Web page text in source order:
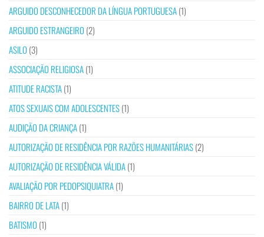
ARGUIDO DESCONHECEDOR DA LÍNGUA PORTUGUESA(1)
ARGUIDO ESTRANGEIRO (2)
ASILO (3)
ASSOCIAÇÃO RELIGIOSA(1)
ATITUDE RACISTA(1)
ATOS SEXUAIS COM ADOLESCENTES(1)
AUDIÇÃO DA CRIANÇA(1)
AUTORIZAÇÃO DE RESIDÊNCIA POR RAZÕES HUMANITÁRIAS(2)
AUTORIZAÇÃO DE RESIDÊNCIA VÁLIDA(1)
AVALIAÇÃO POR PEDOPSIQUIATRA(1)
BAIRRO DE LATA(1)
BATISMO (1)